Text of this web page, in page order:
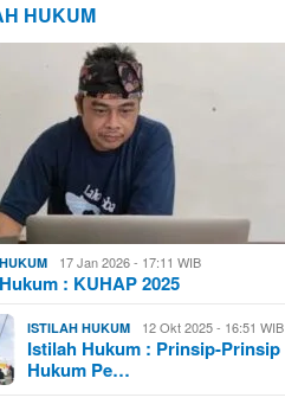
HUKUM
17 Jan 2026 - 17:11 WIB
: KUHAP 2025
ISTILAH HUKUM 12 Okt 2025 - 16:51 WIB
Istilah Hukum : Prinsip-Prinsip
Hukum Pe…